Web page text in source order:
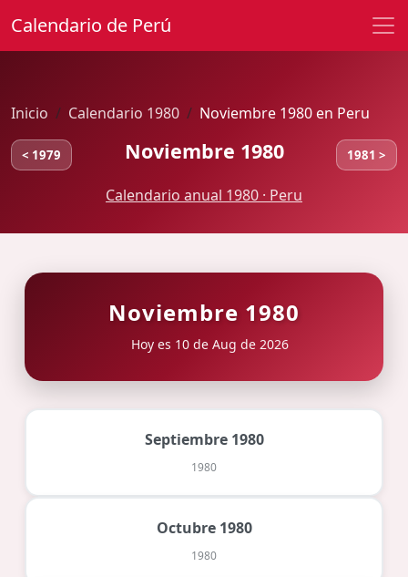
Calendario de Perú
Inicio Calendario 1980 Noviembre 1980 en Peru
< 1979 Noviembre 1980 1981 >
Calendario anual 1980 · Peru
Noviembre 1980
Hoy es 10 de Aug de 2026
Septiembre 1980
1980
Octubre 1980
1980